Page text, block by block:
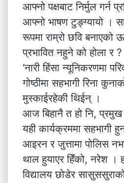
आफ्नो पक्षबाट निर्मुल गर्न
आफ्नो भाषण टुङ्ग्यायो ।
रूपमा राम्रो छवि बनाएको
प्रभावित नहुने को होला र ?
‘नारी हिंसा न्यूनिकरणमा
गोष्ठीमा सहभागी रिना
मुस्काईरहेकी थिईन् ।
आज बिहानै त हो नि,
यही कार्यक्रममा सहभागी
आइरन र जुत्तामा पोलिस
थाल हुयाएर हिँको, नरेश ।
विद्यालय छोडेर